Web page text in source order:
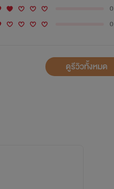
0
0
ดูรีวิวทั้งหมด